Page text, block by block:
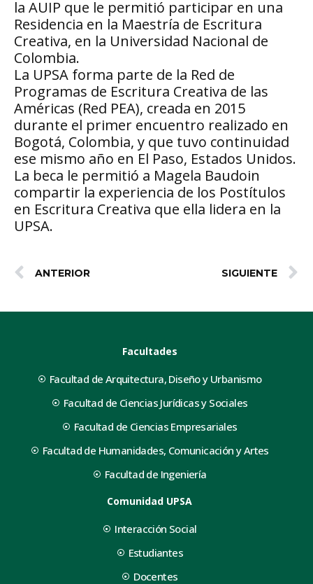
la AUIP que le permitió participar en una
Residencia en la Maestría de Escritura
Creativa, en la Universidad Nacional de
Colombia.
La UPSA forma parte de la Red de
Programas de Escritura Creativa de las
Américas (Red PEA), creada en 2015
durante el primer encuentro realizado en
Bogotá, Colombia, y que tuvo continuidad
ese mismo año en El Paso, Estados Unidos.
La beca le permitió a Magela Baudoin
compartir la experiencia de los Postítulos
en Escritura Creativa que ella lidera en la
UPSA.
ANTERIOR SIGUIENTE
Facultades
Facultad de Arquitectura, Diseño y Urbanismo
Facultad de Ciencias Jurídicas y Sociales
Facultad de Ciencias Empresariales
Facultad de Humanidades, Comunicación y Artes
Facultad de Ingeniería
Comunidad UPSA
Interacción Social
Estudiantes
Docentes